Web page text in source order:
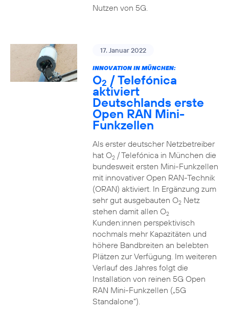
Nutzen von 5G.
17. Januar 2022
INNOVATION IN MÜNCHEN:
O2 / Telefónica
aktiviert
Deutschlands erste
Open RAN Mini-
Funkzellen
Als erster deutscher Netzbetreiber
hat O2/ Telefónica in München die
bundesweit ersten Mini-Funkzellen
mit innovativer Open RAN-Technik
(ORAN) aktiviert. In Ergänzung zum
sehr gut ausgebauten O2Netz
stehen damit allen O2
Kunden:innen perspektivisch
nochmals mehr Kapazitäten und
höhere Bandbreiten an belebten
Plätzen zur Verfügung. Im weiteren
Verlauf des Jahres folgt die
Installation von reinen 5G Open
RAN Mini-Funkzellen („5G
Standalone“).